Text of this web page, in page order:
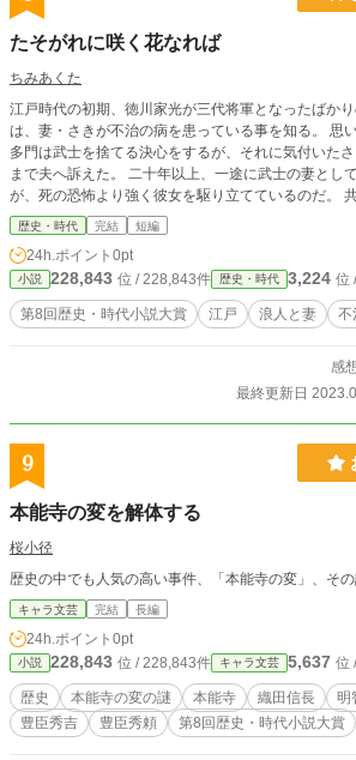
たそがれに咲く花なれば
ちみあくた
江戸時代の初期、徳川家光が三代将軍となったばかりの頃。 浪人・
は、妻・さきが不治の病を患っている事を知る。 思
多門は武士を捨てる決心をするが、それに気付いた
まで夫へ訴えた。 二十年以上、一途に武士の妻とし
が、死の恐怖より強く彼女を駆り立てているのだ。 共に根は頑固。 言い出すと
後に引けない性分同士である。 感情的になった話し
に激しく、時に切なく、時に滑稽なやりとりが続く。
いに相手を思いやる気持ちの表れ。 己の本心を偽り
選ぶ愛の行方は…… エブリスタ、小説家になろう、ノベルアップ+にも投稿して
おります。
歴史・時代 完結 短編
24h.ポイント 0pt
小説 228,843 位 / 228,843件 歴史・時代 3,224 位
第8回歴史・時代小説大賞 江戸 浪人と妻 不
感
最終更新日
9
本能寺の変を解体する
桜小径
歴史の中でも人気の高い事件、「本能寺の変」、その
キャラ文芸 完結 長編
24h.ポイント 0pt
小説 228,843 位 / 228,843件 キャラ文芸 5,637 位
歴史 本能寺の変の謎 本能寺 織田信長 明
豊臣秀吉
豊臣秀頼 第8回歴史・時代小説大賞